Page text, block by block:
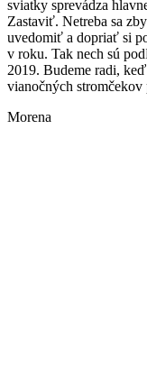
sviatky sprevádza
Zastaviť. Netreba sa
uvedomiť a dopriať si
v roku. Tak nech sú
2019. Budeme radi,
vianočných
Morena